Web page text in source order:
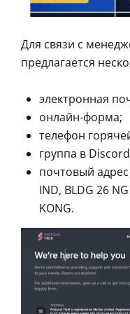
Для связи с
предлагается
электронная
онлайн-форма;
телефон
группа в
почтовый адрес
IND, BLDG 26
KONG.